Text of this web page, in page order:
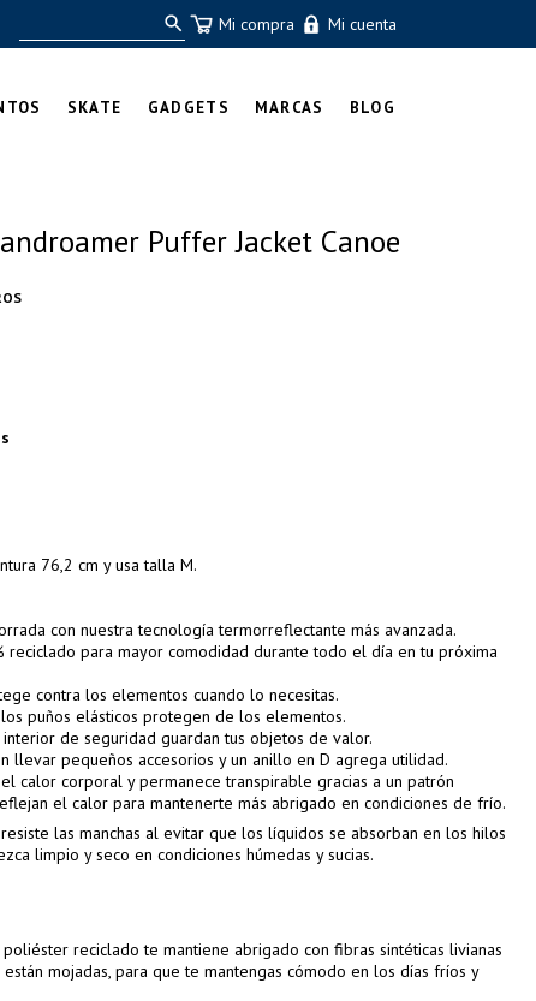
Mi compra Mi cuenta
SKATE GADGETS MARCAS BLOG
Puffer Jacket Canoe
76,2 cm y usa talla M.
con nuestra tecnología termorreflectante más avanzada.
reciclado para mayor comodidad durante todo el día en tu próxima
contra los elementos cuando lo necesitas.
puños elásticos protegen de los elementos.
de seguridad guardan tus objetos de valor.
llevar pequeños accesorios y un anillo en D agrega utilidad.
calor corporal y permanece transpirable gracias a un patrón
el calor para mantenerte más abrigado en condiciones de frío.
las manchas al evitar que los líquidos se absorban en los hilos
limpio y seco en condiciones húmedas y sucias.
reciclado te mantiene abrigado con fibras sintéticas livianas
mojadas, para que te mantengas cómodo en los días fríos y